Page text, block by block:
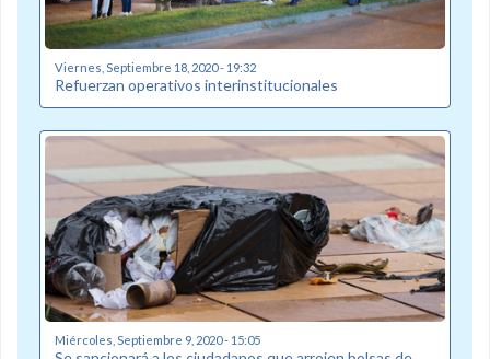
Viernes, Septiembre 18, 2020 - 19:32
Refuerzan operativos interinstitucionales
Miércoles, Septiembre 9, 2020 - 15:05